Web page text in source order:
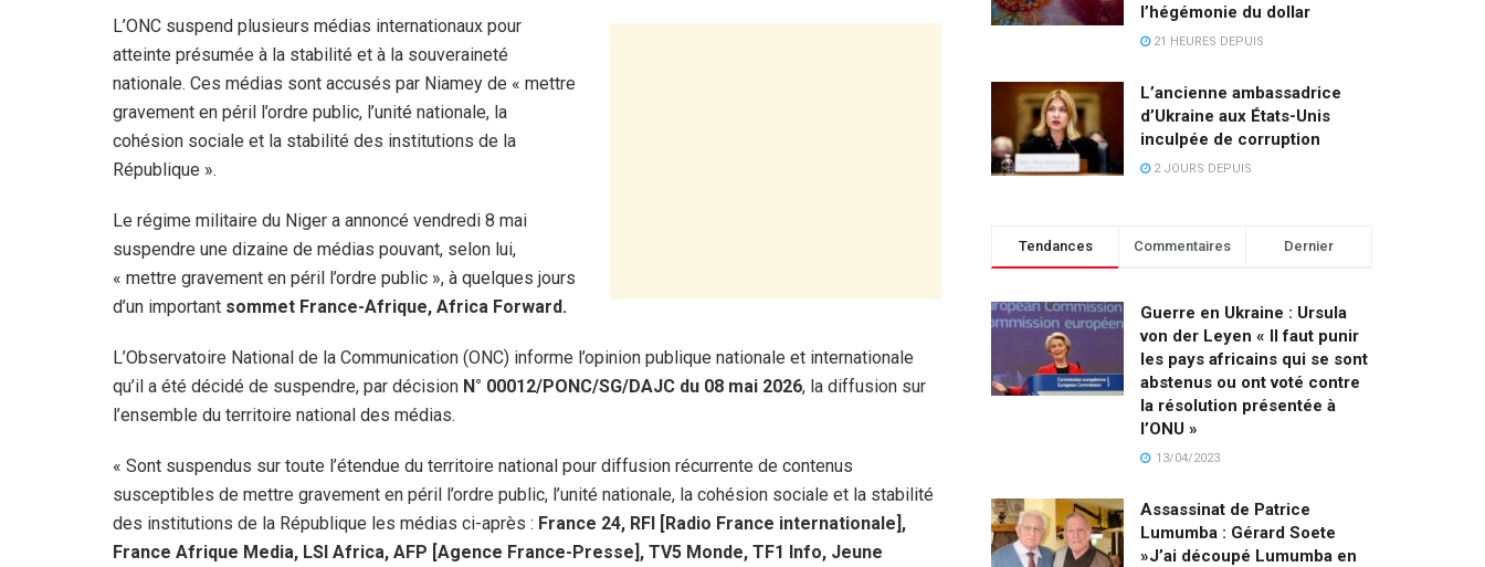
L’ONC suspend plusieurs médias internationaux pour
atteinte présumée à la stabilité et à la souveraineté
nationale. Ces médias sont accusés par Niamey de « mettre
gravement en péril l’ordre public, l’unité nationale, la
cohésion sociale et la stabilité des institutions de la
République ».
Le régime militaire du Niger a annoncé vendredi 8 mai
suspendre une dizaine de médias pouvant, selon lui,
« mettre gravement en péril l’ordre public », à quelques jours
d’un important sommet France-Afrique, Africa Forward.
L’Observatoire National de la Communication (ONC) informe l’opinion publique nationale et internationale
qu’il a été décidé de suspendre, par décision N° 00012/PONC/SG/DAJC du 08 mai 2026, la diffusion sur
l’ensemble du territoire national des médias.
« Sont suspendus sur toute l’étendue du territoire national pour diffusion récurrente de contenus
susceptibles de mettre gravement en péril l’ordre public, l’unité nationale, la cohésion sociale et la stabilité
des institutions de la République les médias ci-après : France 24, RFI [Radio France internationale],
France Afrique Media, LSI Africa, AFP [Agence France-Presse], TV5 Monde, TF1 Info, Jeune
l’hégémonie du dollar
21 HEURES DEPUIS
L’ancienne ambassadrice
d’Ukraine aux États-Unis
inculpée de corruption
2 JOURS DEPUIS
Tendances Commentaires Dernier
Guerre en Ukraine : Ursula
von der Leyen « Il faut punir
les pays africains qui se sont
abstenus ou ont voté contre
la résolution présentée à
l’ONU »
13/04/2023
Assassinat de Patrice
Lumumba : Gérard Soete
»J’ai découpé Lumumba en